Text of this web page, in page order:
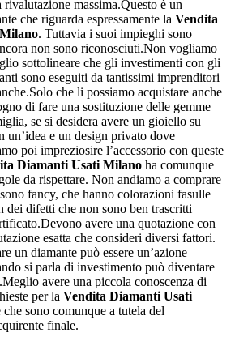
rivalutazione massima.Questo è un
che riguarda espressamente la Vendita
. Tuttavia i suoi impieghi sono
non sono riconosciuti.Non vogliamo
sottolineare che gli investimenti con gli
sono eseguiti da tantissimi imprenditori
che li possiamo acquistare anche
di fare una sostituzione delle gemme
se si desidera avere un gioiello su
un’idea e un design privato dove
poi impreziosire l’accessorio con queste
Diamanti Usati Milanoha comunque
da rispettare. Non andiamo a comprare
fancy, che hanno colorazioni fasulle
dei difetti che non sono ben trascritti
avere una quotazione con
esatta che consideri diversi fattori.
un diamante può essere un’azione
si parla di investimento può diventare
avere una piccola conoscenza di
per la Vendita Diamanti Usati
che sono comunque a tutela del
finale.